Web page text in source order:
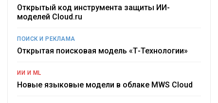
Открытый код инструмента защиты ИИ-
моделей Cloud.ru
ПОИСК И РЕКЛАМА
Открытая поисковая модель «Т-Технологии»
ИИ И ML
Новые языковые модели в облаке MWS Cloud